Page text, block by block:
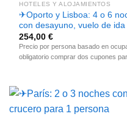
HOTELES Y ALOJAMIENTOS
✈Oporto y Lisboa: 4 o 6
con desayuno, vuelo de
254,00€
Precio por persona basado en
obligatorio comprar dos cupones